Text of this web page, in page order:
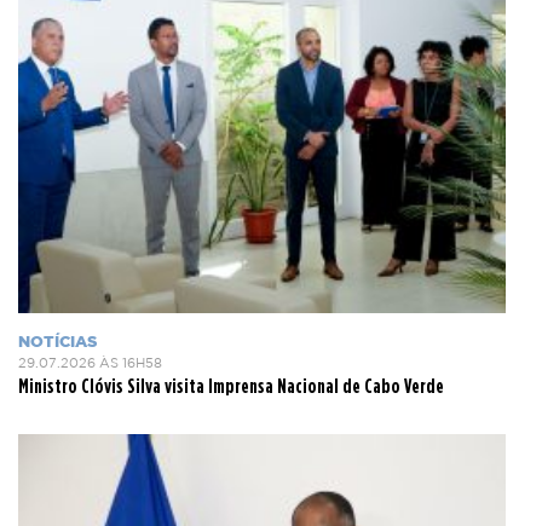
NOTÍCIAS
29.07.2026 ÀS 16H58
Ministro Clóvis Silva visita Imprensa Nacional de Cabo Verde